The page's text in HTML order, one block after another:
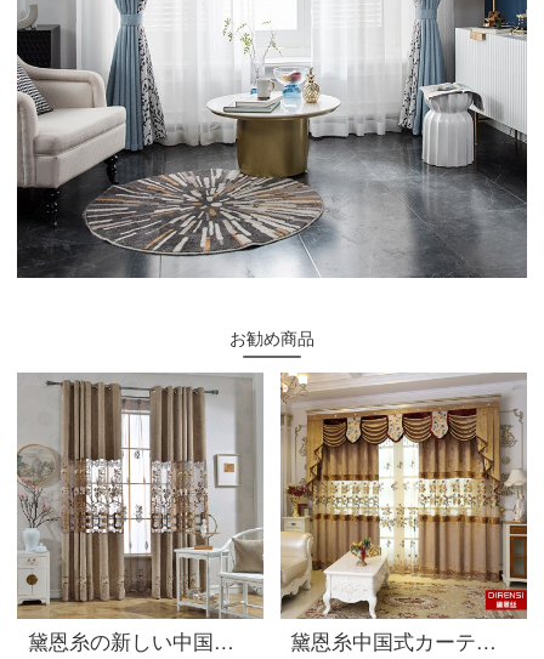
お勧め商品
黛恩糸の新しい中国式のカーテン布の復古中国風のリビングルームの書斎のシニールの透かしたカーテンの完成品のオーダーメイド布は一メートルに何枚か撮ります。
黛恩糸中国式カーテン製品のリビングルームの窓の遮光カーテンの布一メートル（無料のカーテンと部品を加工して別に計算します）は何メートルで何枚か撮りますか？